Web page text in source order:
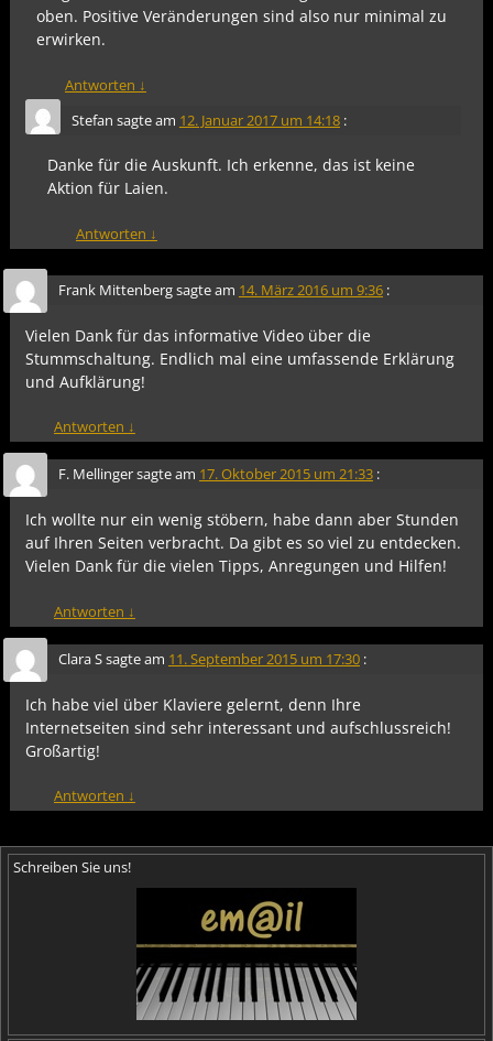
oben. Positive Veränderungen sind also nur minimal zu
erwirken.
Antworten ↓
Stefan sagte am 12. Januar 2017 um 14:18 :
Danke für die Auskunft. Ich erkenne, das ist keine
Aktion für Laien.
Antworten ↓
Frank Mittenbergsagte am 14. März 2016 um 9:36 :
Vielen Dank für das informative Video über die
Stummschaltung. Endlich mal eine umfassende Erklärung
und Aufklärung!
Antworten ↓
F. Mellingersagte am 17. Oktober 2015 um 21:33 :
Ich wollte nur ein wenig stöbern, habe dann aber Stunden
auf Ihren Seiten verbracht. Da gibt es so viel zu entdecken.
Vielen Dank für die vielen Tipps, Anregungen und Hilfen!
Antworten ↓
Clara Ssagte am 11. September 2015 um 17:30 :
Ich habe viel über Klaviere gelernt, denn Ihre
Internetseiten sind sehr interessant und aufschlussreich!
Großartig!
Antworten ↓
Schreiben Sie uns!